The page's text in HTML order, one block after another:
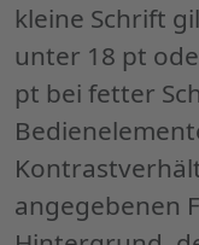
kleine Schrift
unter 18 pt
pt bei fetter
angegebenen